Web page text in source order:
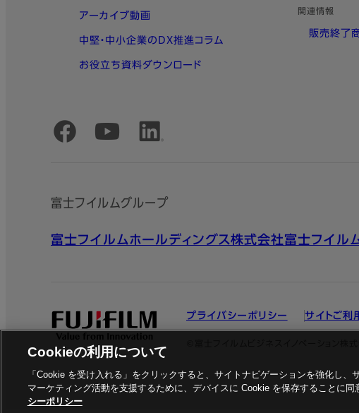
アーカイブ動画
中堅・中小企業のDX推進コラム
お役立ち資料ダウンロード
関連情報
販売終了
公式SNSアカウント
富士フイルムグループ
富士フイルムホールディングス株式会社富士フイル
プライバシーポリシー サイトご利
Cookieの利用について
「Cookie を受け入れる」をクリックすると、サイトナビゲーションを強化し、
マーケティング活動を支援するために、デバイスに Cookie を保存することに同
シーポリシー